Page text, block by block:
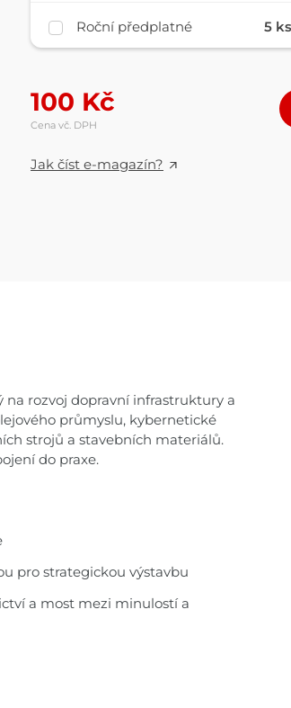
Roční předplatné 5 ks
100 Kč
Cena vč. DPH
Jak číst e-magazín?
na rozvoj dopravní infrastruktury a
průmyslu, kybernetické
strojů a stavebních materiálů.
do praxe.
pro strategickou výstavbu
a most mezi minulostí a